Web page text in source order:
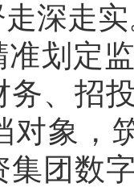
深走
准划定
务、招
对象，
集团数